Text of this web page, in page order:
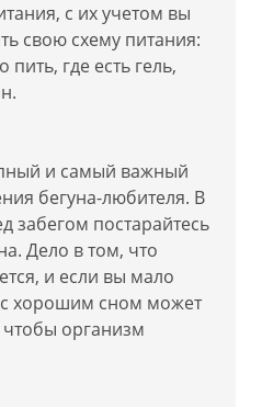
с их учетом вы
свою схему питания:
пить, где есть гель,
и самый важный
бегуна-любителя. В
забегом постарайтесь
Дело в том, что
и если вы мало
с хорошим сном может
организм